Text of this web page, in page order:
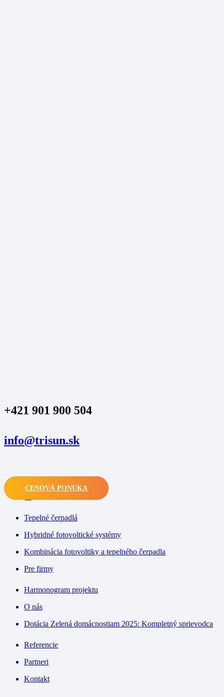
+421 901 900 504
info@trisun.sk
CENOVÁ PONUKA
Tepelné čerpadlá
Hybridné fotovoltické systémy
Kombinácia fotovoltiky a tepelného čerpadla
Pre firmy
Harmonogram projektu
O nás
Dotácia Zelená domácnostiam 2025: Kompletný sprievodca
Referencie
Partneri
Kontakt